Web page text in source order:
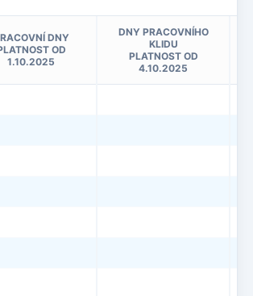
DNY
OD
1.10.2025
DNY PRACOVNÍHO
KLIDU
PLATNOST OD
4.10.2025